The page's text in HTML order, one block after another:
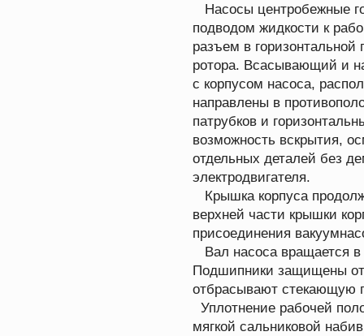
Насосы центробежные
подводом жидкости к
разъем в
ротора. Всасывающий и
с корпусом насоса,
направлены в
патрубков и
возможность вскрытия,
отдельных деталей без
электродвигателя.
Крышка корпуса
верхней части крышки
присоединения
Вал насоса вращается
Подшипники защищены
отбрасывают стекающую
Уплотнение рабочей
мягкой сальниковой